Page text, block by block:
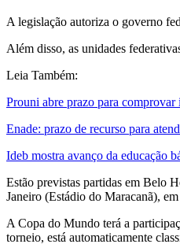
A legislação autoriza o governo
Além disso, as unidades
Leia Também:
Prouni abre prazo para
Enade: prazo de recurso para
Ideb mostra avanço da educação
Estão previstas partidas em Belo
Janeiro (Estádio do Maracanã),
A Copa do Mundo terá a
torneio, está automaticamente